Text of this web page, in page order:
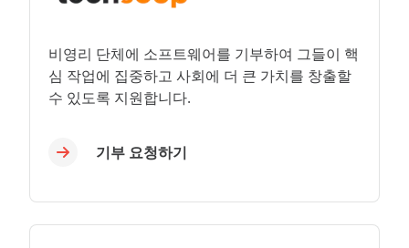
비영리 단체에 소프트웨어를 기부하여 그들이 핵
심 작업에 집중하고 사회에 더 큰 가치를 창출할
수 있도록 지원합니다.
기부 요청하기